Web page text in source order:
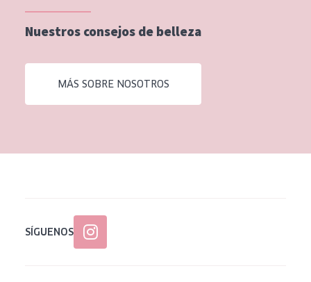
Piel menopáusica
EDAD
Nuestros consejos de belleza
MÁS SOBRE NOSOTROS
SÍGUENOS